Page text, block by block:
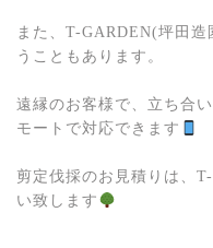
また、T-GARDEN(坪田
うこともあります。
遠縁のお客様で、立ち合
モートで対応できます
剪定伐採のお見積りは、
い致します